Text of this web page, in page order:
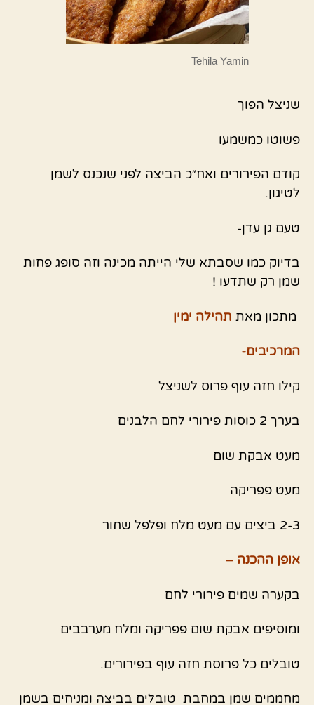
Tehila Yamin
שניצל הפוך
פשוטו כמשמעו
קודם הפירורים ואח״כ הביצה לפני שנכנס לשמן
לטיגון.
טעם גן עדן-
בדיוק כמו שסבתא שלי הייתה מכינה וזה סופג פחות
שמן רק שתדעו !
מתכון מאת תהילה ימין
המרכיבים-
קילו חזה עוף פרוס לשניצל
בערך 2 כוסות פירורי לחם הלבנים
מעט אבקת שום
מעט פפריקה
2-3 ביצים עם מ עט מלח ופלפל שחור
אופן ההכנה –
בקערה שמים פירורי לחם
ומוסיפים אבקת שום פפריקה ומלח מערבבים
טובלים כל פרוסת חזה עוף בפירורים.
מחממים שמן במחבת טובלים בביצה ומניחים בשמן